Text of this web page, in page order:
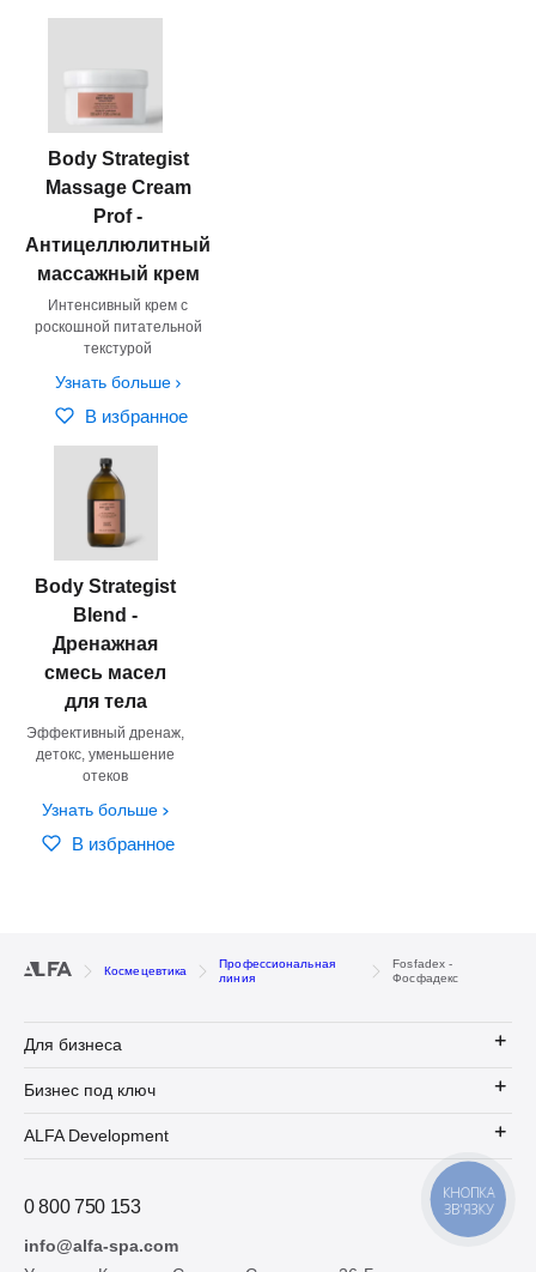
Body Strategist
Massage Cream
Prof -
Антицеллюлитный
массажный крем
Интенсивный крем с
роскошной питательной
текстурой
Узнать больше
В избранное
Body Strategist
Blend -
Дренажная
смесь масел
для тела
Эффективный дренаж,
детокс, уменьшение
отеков
Узнать больше
В избранное
Космецевтика
Профессиональная
линия
Fosfadex -
Фосфадекс
Для бизнеса
Бизнес под ключ
ALFA Development
0 800 750 153
info@alfa-spa.com
КНОПКА
ЗВ'ЯЗКУ